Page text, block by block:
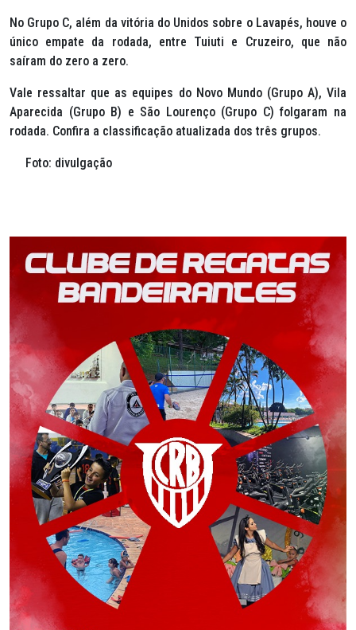
No Grupo C, além da vitória do Unidos sobre o Lavapés, houve o
único empate da rodada, entre Tuiuti e Cruzeiro, que não
saíram do zero a zero.
Vale ressaltar que as equipes do Novo Mundo (Grupo A), Vila
Aparecida (Grupo B) e São Lourenço (Grupo C) folgaram na
rodada. Confira a classificação atualizada dos três grupos.
Foto: divulgação